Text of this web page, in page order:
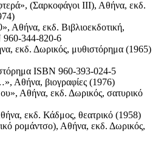
(Σαρκοφάγοι ΙΙΙ), Αθήνα, εκδ.
Αθήνα, εκδ. Βιβλιοεκδοτική,
960-344-820-6
εκδ. Δωρικός, μυθιστόρημα (1965)
ISBN 960-393-024-5
Αθήνα, βιογραφίες (1976)
Αθήνα, εκδ. Δωρικός, σατυρικό
εκδ. Κάδμος, θεατρικό (1958)
ρομάντσο), Αθήνα, εκδ. Δωρικός,